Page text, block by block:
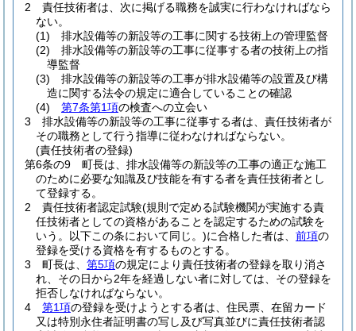
2
責任技術者は、次に掲げる職務を誠実に行わなければなら
ない。
(1)
排水設備等の新設等の工事に関する技術上の管理監督
(2)
排水設備等の新設等の工事に従事する者の技術上の指
導監督
(3)
排水設備等の新設等の工事が排水設備等の設置及び構
造に関する法令の規定に適合していることの確認
(4)
第7条第1項の検査への立会い
3
排水設備等の新設等の工事に従事する者は、責任技術者が
その職務として行う指導に従わなければならない。
(責任技術者の登録)
第6条の9
町長は、排水設備等の新設等の工事の適正な施工
のために必要な知識及び技能を有する者を責任技術者とし
て登録する。
2
責任技術者認定試験(規則で定める試験機関が実施する責
任技術者としての資格があることを認定するための試験を
いう。以下この条において同じ。)に合格した者は、 前項の
登録を受ける資格を有するものとする。
3
町長は、 第5項の規定により責任技術者の登録を取り消さ
れ、その日から2年を経過しない者に対しては、その登録を
拒否しなければならない。
4
第1項の登録を受けようとする者は、住民票、在留カード
又は特別永住者証明書の写し及び写真並びに責任技術者認